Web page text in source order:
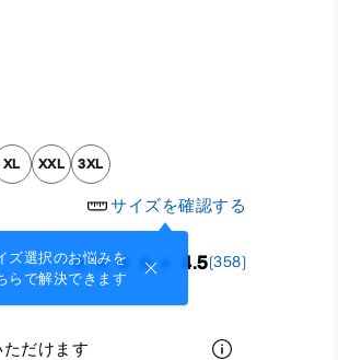
XL XXL 3XL
サイズを確認する
ズ選択のお悩みを
らで解決できます
4.5(358)
だけます